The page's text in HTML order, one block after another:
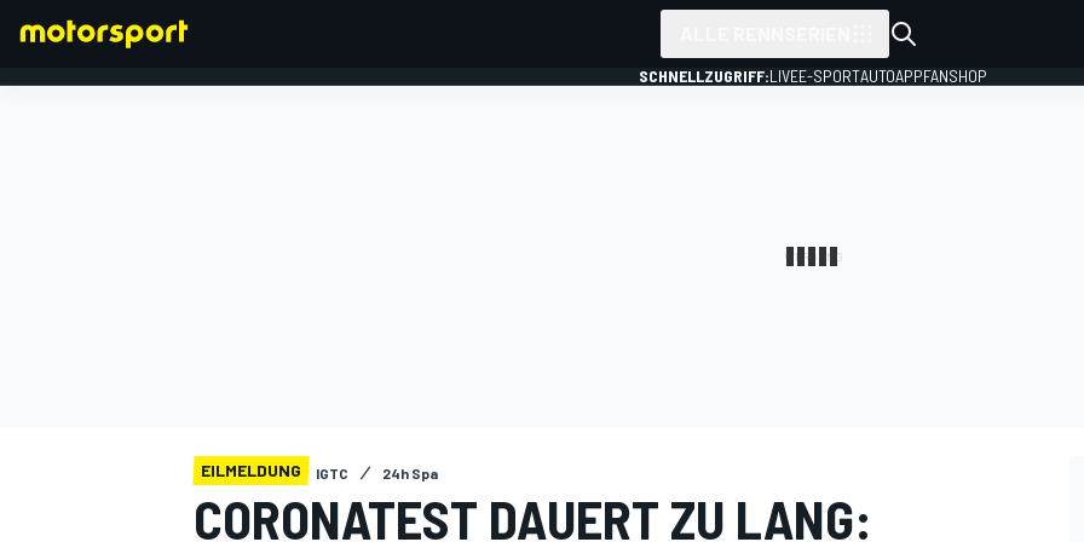
SCHNELLZUGRIFF:LIVEE-SPORTAUTOAPPFANSHOP
EILMELDUNG IGTC 24h Spa
CORONATEST DAUERT ZU LANG: